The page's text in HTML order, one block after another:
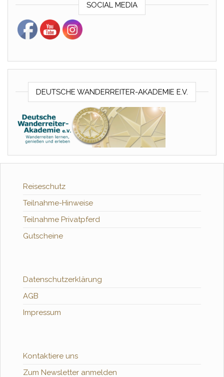
SOCIAL MEDIA
DEUTSCHE WANDERREITER-AKADEMIE E.V.
Reiseschutz
Teilnahme-Hinweise
Teilnahme Privatpferd
Gutscheine
Datenschutzerklärung
AGB
Impressum
Kontaktiere uns
Zum Newsletter anmelden